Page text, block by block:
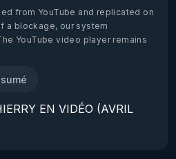
from YouTube and replicated on
a blockage, our system
YouTube video player remains
EN VIDÉO (AVRIL